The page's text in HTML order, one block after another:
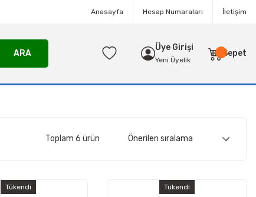
Anasayfa Hesap Numaraları İletişim
ARA
Üye Girişi
Yeni Üyelik
Sepet
Toplam 6 ürün
Tükendi Tükendi